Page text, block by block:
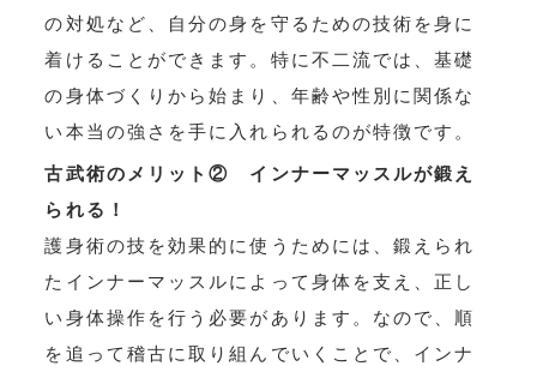
の対処など、自分の身を守るための技術を身に
着けることができます。特に不二流では、基礎
の身体づくりから始まり、年齢や性別に関係な
い本当の強さを手に入れられるのが特徴です。
古武術のメリット② インナーマッスルが鍛え
られる！
護身術の技を効果的に使うためには、鍛えられ
たインナーマッスルによって身体を支え、正し
い身体操作を行う必要があります。なので、順
を追って稽古に取り組んでいくことで、インナ